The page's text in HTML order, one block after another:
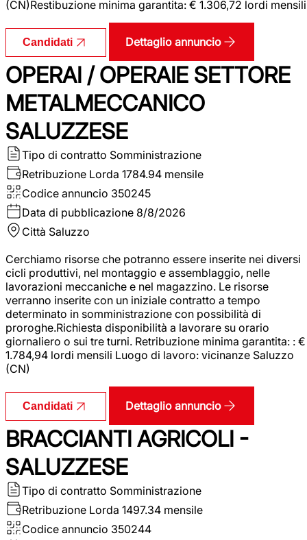
(CN)Restibuzione minima garantita: € 1.306,72 lordi mensili
Candidati Dettaglio annuncio
OPERAI / OPERAIE SETTORE
METALMECCANICO
SALUZZESE
Tipo di contratto Somministrazione
Retribuzione Lorda 1784.94 mensile
Codice annuncio 350245
Data di pubblicazione 8/8/2026
Città Saluzzo
Cerchiamo risorse che potranno essere inserite nei diversi
cicli produttivi, nel montaggio e assemblaggio, nelle
lavorazioni meccaniche e nel magazzino. Le risorse
verranno inserite con un iniziale contratto a tempo
determinato in somministrazione con possibilità di
proroghe.Richiesta disponibilità a lavorare su orario
giornaliero o sui tre turni. Retribuzione minima garantita: : €
1.784,94 lordi mensili Luogo di lavoro: vicinanze Saluzzo
(CN)
Candidati Dettaglio annuncio
BRACCIANTI AGRICOLI -
SALUZZESE
Tipo di contratto Somministrazione
Retribuzione Lorda 1497.34 mensile
Codice annuncio 350244